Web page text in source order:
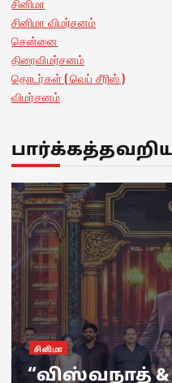
சினிமா விமர்சனம்
சென்னை
திரைவிமர்சனம்
தொடர்கள் ( வெப் சீரிஸ் )
விமர்சனம்
இணைய தொடர்
நெட்ஃப்ளிக்ஸ்